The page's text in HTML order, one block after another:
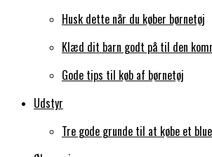
Husk dette når du køber børnetøj
Klæd dit barn godt på til den
Gode tips til køb af børnetøj
Udstyr
Tre gode grunde til at købe et